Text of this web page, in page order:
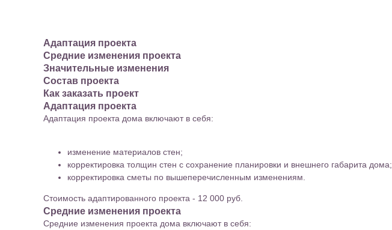
Адаптация проекта
Средние изменения проекта
Значительные изменения
Состав проекта
Как заказать проект
Адаптация проекта
Адаптация проекта дома включают в себя:
изменение материалов стен;
корректировка толщин стен с сохранение планировки и внешнего габарита дома;
корректировка сметы по вышеперечисленным изменениям.
Стоимость адаптированного проекта - 12 000 руб.
Средние изменения проекта
Средние изменения проекта дома включают в себя: